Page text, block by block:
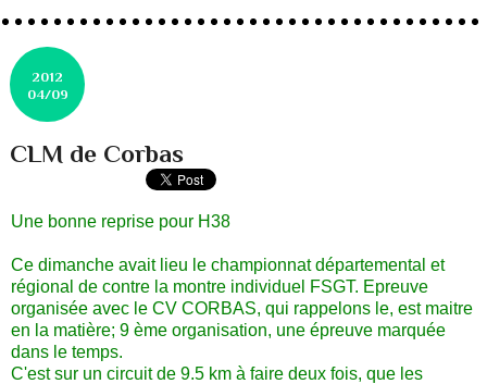
2012
04/09
CLM de Corbas
Une bonne reprise pour H38
Ce dimanche avait lieu le championnat départemental et
régional de contre la montre individuel FSGT. Epreuve
organisée avec le CV CORBAS, qui rappelons le, est maitre
en la matière; 9 ème organisation, une épreuve marquée
dans le temps.
C'est sur un circuit de 9.5 km à faire deux fois, que les